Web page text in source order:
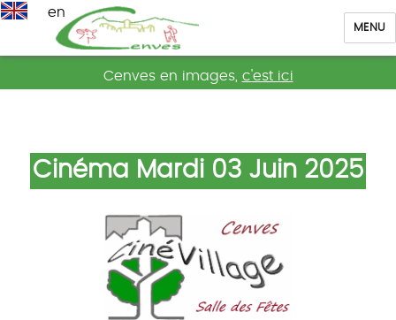
en
Cenves
MENU
Cenves en images, c'est ici
Cinéma Mardi 03 Juin 2025